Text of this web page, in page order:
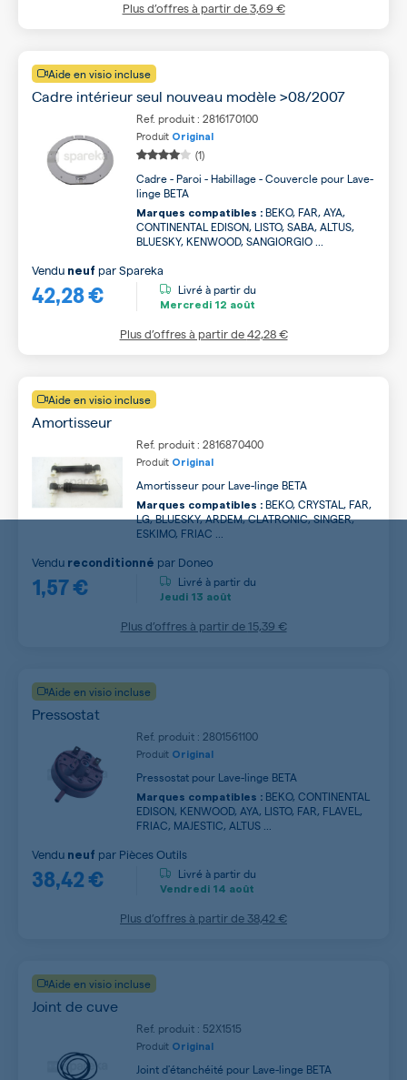
Plus d’offres à partir de3,69 €
Aide en visio incluse
Cadre intérieur seul nouveau modèle >08/2007
Ref. produit : 2816170100
Produit Original
(1)
Cadre - Paroi - Habillage - Couvercle pour Lave-
linge BETA
Marques compatibles : BEKO, FAR, AYA,
CONTINENTAL EDISON, LISTO, SABA, ALTUS,
BLUESKY, KENWOOD, SANGIORGIO ...
42,28 €
Vendu neuf parSpareka
Livré à partir du
Mercredi 12 août
Plus d’offres à partir de42,28 €
Aide en visio incluse
Amortisseur
Ref. produit : 2816870400
Produit Original
Amortisseur pour Lave-linge BETA
Marques compatibles : BEKO, CRYSTAL, FAR,
LG, BLUESKY, ARDEM, CLATRONIC, SINGER,
ESKIMO, FRIAC ...
1,57 €
Vendu reconditionné par Doneo
Livré à partir du
Jeudi 13 août
Plus d’offres à partir de15,39 €
Aide en visio incluse
Pressostat
Ref. produit : 2801561100
Produit Original
Pressostat pour Lave-linge BETA
Marques compatibles : BEKO, CONTINENTAL
EDISON, KENWOOD, AYA, LISTO, FAR, FLAVEL,
FRIAC, MAJESTIC, ALTUS ...
38,42 €
Vendu neuf par Pièces Outils
Livré à partir du
Vendredi 14 août
Plus d’offres à partir de 38,42 €
Aide en visio incluse
Joint de cuve
Ref. produit : 52X1515
Produit Original
Joint d'étanchéité pour Lave-linge BETA